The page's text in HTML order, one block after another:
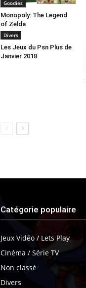
Goodies
Monopoly: The Legend
of Zelda
Divers
Les Jeux du Psn Plus de
Janvier 2018
Catégorie populaire
Jeux Vidéo / Lets Play
Cinéma / Série TV
Non classé
Divers